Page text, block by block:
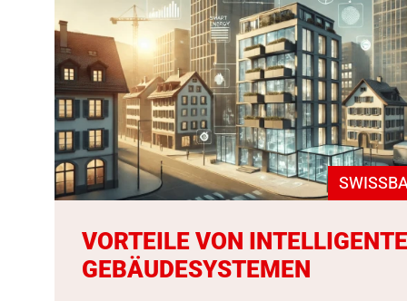
VORTEILE VON
GEBÄUDESYSTEMEN